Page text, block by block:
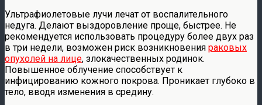
Ультрафиолетовые лучи лечат от воспалительного
недуга. Делают выздоровление проще, быстрее. Не
рекомендуется использовать процедуру более двух раз
в три недели, возможен риск возникновения раковых
опухолей на лице, злокачественных родинок.
Повышенное облучение способствует к
инфицированию кожного покрова. Проникает глубоко в
тело, вводя изменения в средину.